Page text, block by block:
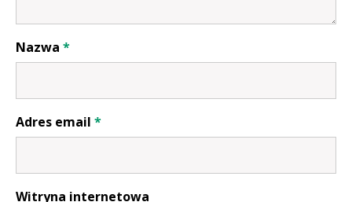
Nazwa *
Adres email *
Witryna internetowa